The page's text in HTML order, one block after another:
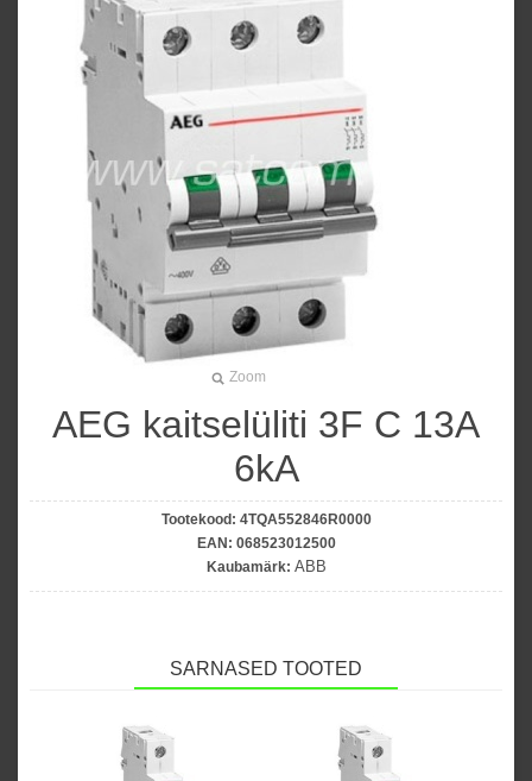
Zoom
AEG kaitselüliti 3F C 13A
6kA
Tootekood: 4TQA552846R0000
EAN: 068523012500
Kaubamärk: ABB
SARNASED TOOTED